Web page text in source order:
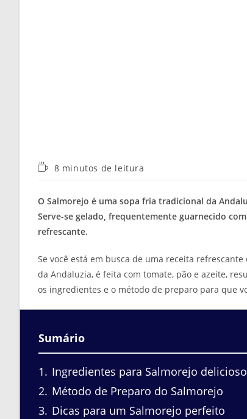
Tempo8 minutos de leitura
O Salmorejo é uma sopa fria tradicional da
Serve-se gelado, frequentemente guarnecido
refrescante.
Se você está em busca de uma receita refrescante
da Andaluzia, é feita com tomate, pão e azeite,
os ingredientes e o método de preparo para que
Sumário
1
Ingredientes para Salmorejo delicioso
2 Método de Preparo do Salmorejo
3 Dicas para um Salmorejo perfeito